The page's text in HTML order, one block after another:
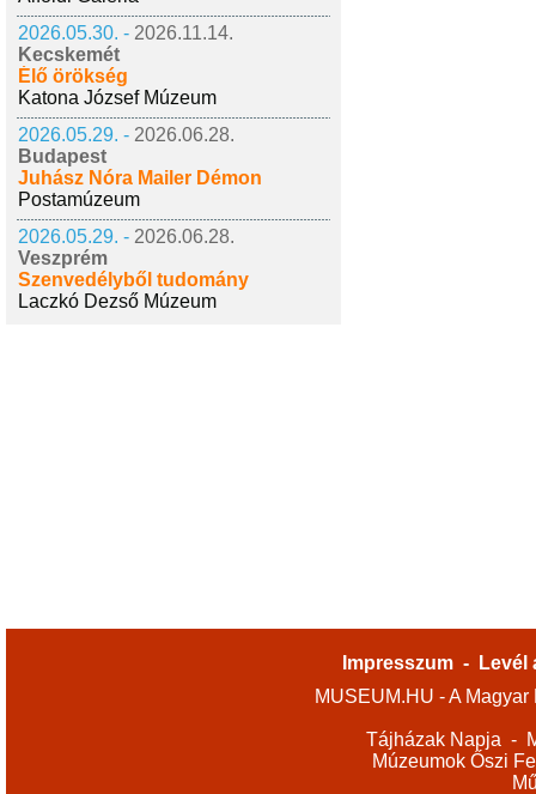
2026.05.30. - 2026.11.14.
Kecskemét
Élő örökség
Katona József Múzeum
2026.05.29. - 2026.06.28.
Budapest
Juhász Nóra Mailer Démon
Postamúzeum
2026.05.29. - 2026.06.28.
Veszprém
Szenvedélyből tudomány
Laczkó Dezső Múzeum
Impresszum -
Levél
MUSEUM.HU - A
Tájházak Napja -
Múzeumok Őszi